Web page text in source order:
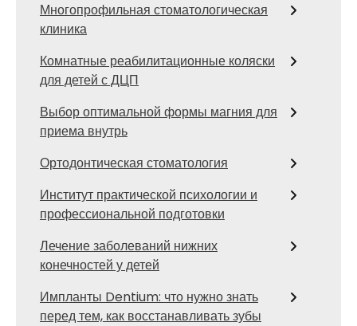
Многопрофильная стоматологическая
клиника
Комнатные реабилитационные коляски
для детей с ДЦП
Выбор оптимальной формы магния для
приема внутрь
Ортодонтическая стоматология
Институт практической психологии и
профессиональной подготовки
Лечение заболеваний нижних
конечностей у детей
Импланты Dentium: что нужно знать
перед тем, как восстанавливать зубы